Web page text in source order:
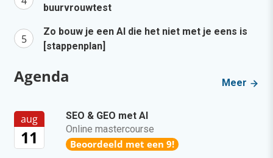
buurvrouwtest
Zo bouw je een AI die het niet met je eens is
[stappenplan]
Agenda Meer
aug
11
SEO & GEO met AI
Online mastercourse
Beoordeeld met een 9!